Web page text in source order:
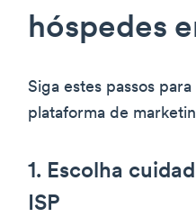
hóspedes
Siga estes passos
plataforma de
1. Escolha
ISP